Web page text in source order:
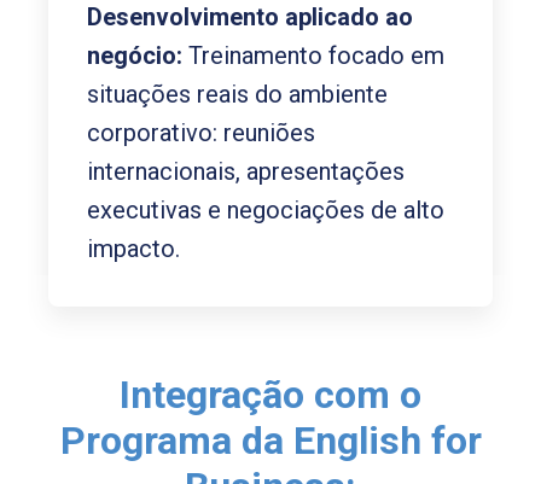
Desenvolvimento aplicado ao
negócio: Treinamento focado em
situações reais do ambiente
corporativo: reuniões
internacionais, apresentações
executivas e negociações de alto
impacto.
Integração com o
Programa da English for